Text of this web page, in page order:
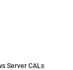
Server CALs